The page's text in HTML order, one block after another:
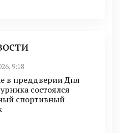
9:18
в преддверии Дня
состоялся
спортивный